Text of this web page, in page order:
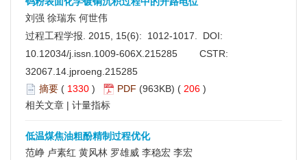
刘强 徐瑞东 何世伟
过程工程学报. 2015, 15(6): 1012-1017. DOI:
10.12034/j.issn.1009-606X.215285
CSTR:
32067.14.jproeng.215285
摘要 ( 1330 ) PDF (963KB) ( 206 )
相关文章 | 计量指标
低温煤焦油粗酚精制过程优化
范峥 卢素红 黄风林 罗雄威 李稳宏 李宏